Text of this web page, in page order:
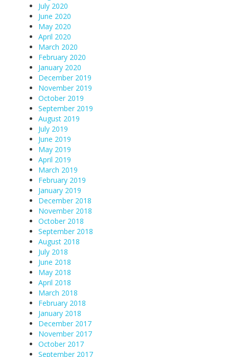
July 2020
June 2020
May 2020
April 2020
March 2020
February 2020
January 2020
December 2019
November 2019
October 2019
September 2019
August 2019
July 2019
June 2019
May 2019
April 2019
March 2019
February 2019
January 2019
December 2018
November 2018
October 2018
September 2018
August 2018
July 2018
June 2018
May 2018
April 2018
March 2018
February 2018
January 2018
December 2017
November 2017
October 2017
September 2017